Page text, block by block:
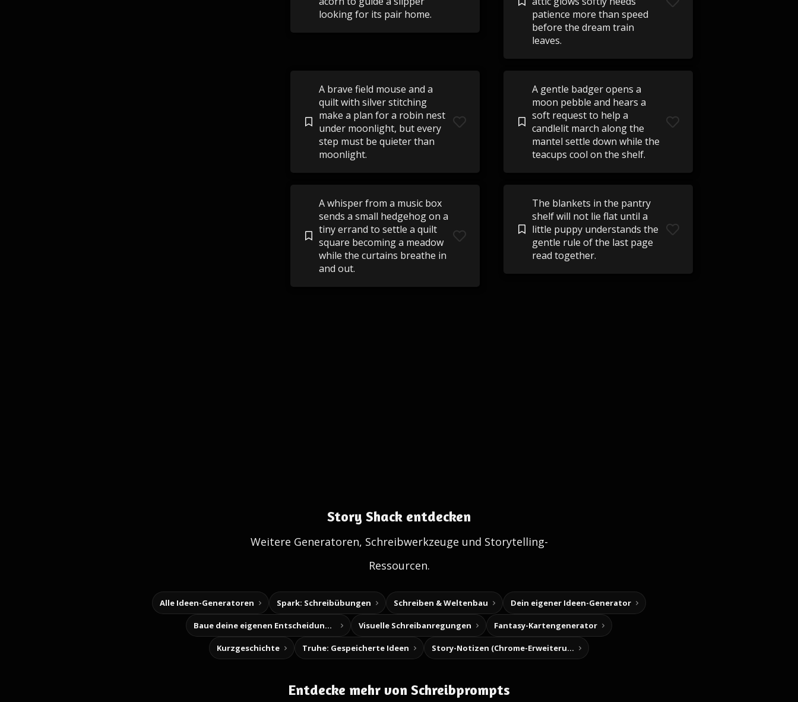
looking for its pair home.
patience more than speed
before the dream train
leaves.
A brave field mouse and a
quilt with silver stitching
make a plan for a robin nest
under moonlight, but every
step must be quieter than
moonlight.
A gentle badger opens a
moon pebble and hears a
soft request to help a
candlelit march along the
mantel settle down while the
teacups cool on the shelf.
A whisper from a music box
sends a small hedgehog on a
tiny errand to settle a quilt
square becoming a meadow
while the curtains breathe in
and out.
The blankets in the pantry
shelf will not lie flat until a
little puppy understands the
gentle rule of the last page
read together.
Story Shack entdecken
Weitere Generatoren, Schreibwerkzeuge und Storytelling-
Ressourcen.
Alle Ideen-Generatoren Spark: Schreibübungen Schreiben & Weltenbau Dein eigener Ideen-Generator
Baue deine eigenen Entscheidungsabenteuer Visuelle Schreibanregungen Fantasy-Kartengenerator
Kurzgeschichte Truhe: Gespeicherte Ideen Story-Notizen (Chrome-Erweiterung)
Entdecke mehr von Schreibprompts